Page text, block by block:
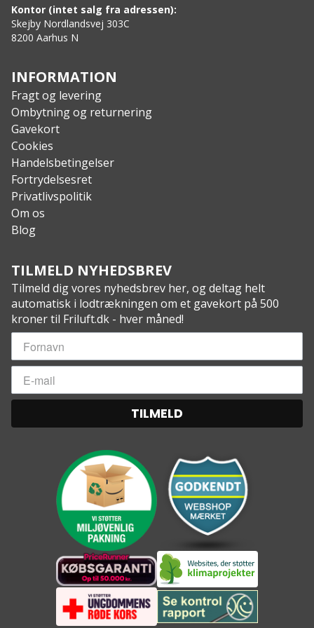
Hårdt anodiseret aluminiumsrør
Gummi med høj stramhed
Skaft i robust stål
Kontor (intet salg fra adressen):
Skejby Nordlandsvej 303C
8200 Aarhus N
INFORMATION
Fragt og levering
Ombytning og returnering
Gavekort
Cookies
Handelsbetingelser
Fortrydelsesret
Privatlivspolitik
Om os
Blog
TILMELD NYHEDSBREV
Tilmeld dig vores nyhedsbrev her, og deltag helt
automatisk i lodtrækningen om et gavekort på 500
kroner til Friluft.dk - hver måned!
TILMELD